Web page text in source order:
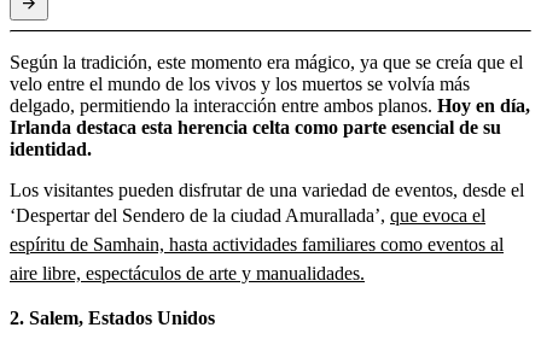
Según la tradición, este momento era mágico, ya que se creía que el
velo entre el mundo de los vivos y los muertos se volvía más
delgado, permitiendo la interacción entre ambos planos. Hoy en día,
Irlanda destaca esta herencia celta como parte esencial de su
identidad.
Los visitantes pueden disfrutar de una variedad de eventos, desde el
‘Despertar del Sendero de la ciudad Amurallada’, que evoca el
espíritu de Samhain, hasta actividades familiares como eventos al
aire libre, espectáculos de arte y manualidades.
2. Salem, Estados Unidos